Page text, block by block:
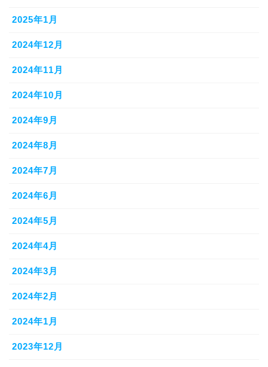
2025年1月
2024年12月
2024年11月
2024年10月
2024年9月
2024年8月
2024年7月
2024年6月
2024年5月
2024年4月
2024年3月
2024年2月
2024年1月
2023年12月